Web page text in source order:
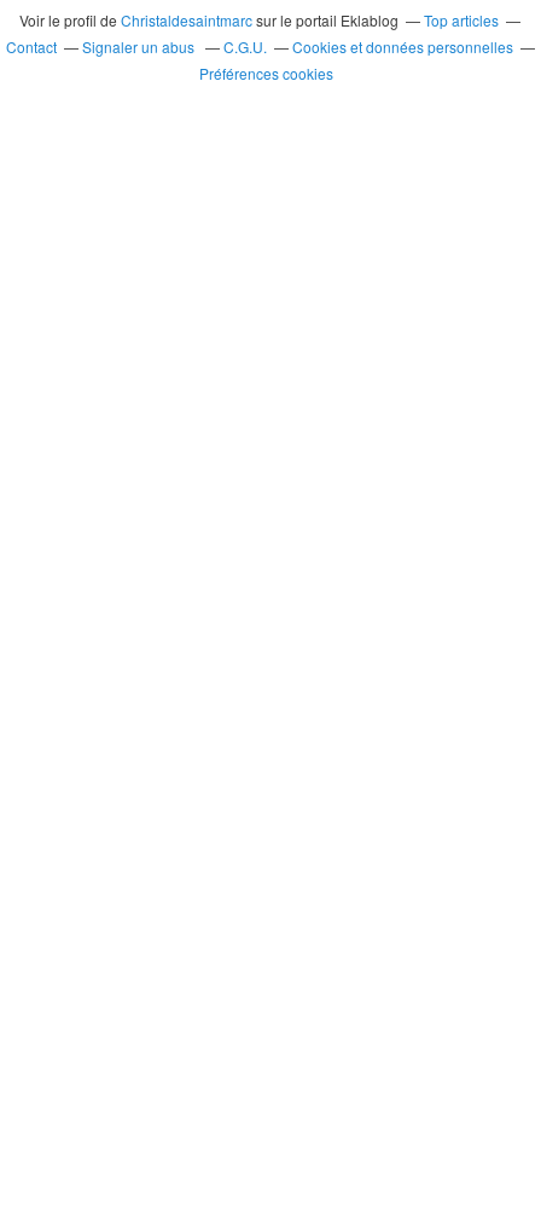
Voir le profil deChristaldesaintmarcsur le portail Eklablog
Top articles
Contact
Signaler un abus C.G.U.
Cookies et données personnelles
Préférences cookies